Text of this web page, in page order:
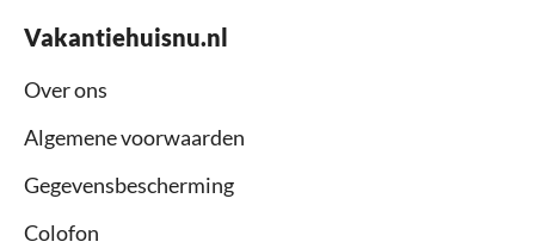
Vakantiehuisnu.nl
Over ons
Algemene voorwaarden
Gegevensbescherming
Colofon